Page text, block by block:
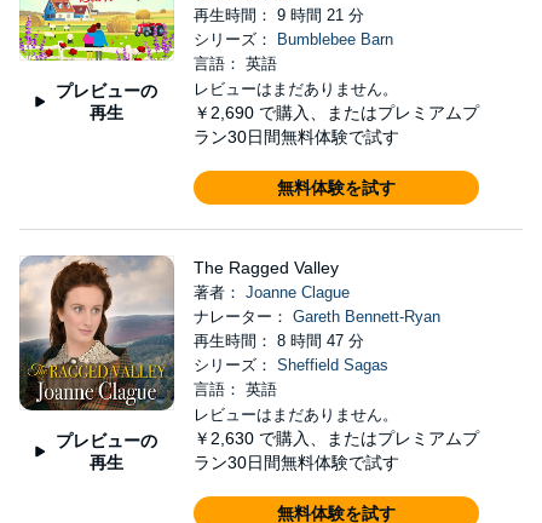
プレビューの
再生
再生時間： 9 時間 21 分
シリーズ：
Bumblebee Barn
言語： 英語
レビューはまだありません。
￥2,690 で購入、またはプレミアムプ
ラン30日間無料体験で試す
無料体験を試す
プレビューの
再生
The Ragged Valley
著者： Joanne Clague
ナレーター： Gareth Bennett-Ryan
再生時間： 8 時間 47 分
シリーズ： Sheffield Sagas
言語： 英語
レビューはまだありません。
￥2,630 で購入、またはプレミアムプ
ラン30日間無料体験で試す
無料体験を試す